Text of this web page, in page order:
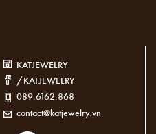
KATJEWELRY
/KATJEWELRY
089.6162.868
contact@katjewelry.vn